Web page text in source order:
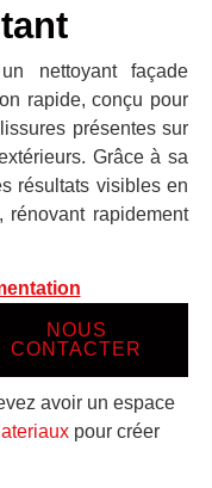
nettoyant façade
rapide, conçu pour
présentes sur
Grâce à sa
résultats visibles en
rapidement
NOUS
CONTACTER
avoir un espace
pour créer